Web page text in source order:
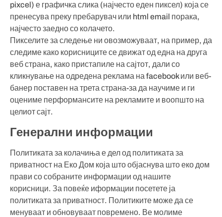
pixcel) е графичка слика (најчесто еден пиксел) која се
пренесува преку пребарувач или html email порака,
најчесто заедно со колачето.
Пикселите за следење ни овозможуваат, на пример, да
следиме како корисниците се движат од една на друга
веб страна, како пристапиле на сајтот, дали со
кликнување на одредена реклама на facebook или веб-
банер поставен на трета страна-за да научиме и ги
оцениме перформансите на рекламите и воопшто на
целиот сајт.
Генерални информации
Политиката за колачиња е дел од политиката за
приватност на Еко Дом која што објаснува што еко дом
прави со собраните информации од нашите
корисници. За повеќе иформации посетете ја
политиката за приватност. Политиките може да се
менуваат и обновуваат повремено. Ве молиме